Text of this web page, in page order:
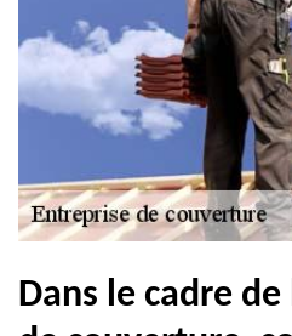
Dans le cadre